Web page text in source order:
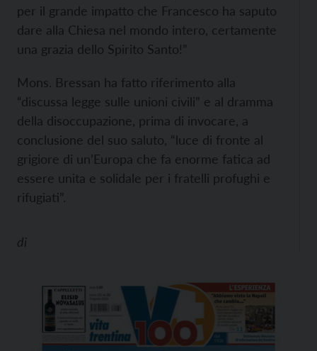
per il grande impatto che Francesco ha saputo
dare alla Chiesa nel mondo intero, certamente
una grazia dello Spirito Santo!”
Mons. Bressan ha fatto riferimento alla
“discussa legge sulle unioni civili” e al dramma
della disoccupazione, prima di invocare, a
conclusione del suo saluto, “luce di fronte al
grigiore di un’Europa che fa enorme fatica ad
essere unita e solidale per i fratelli profughi e
rifugiati”.
di